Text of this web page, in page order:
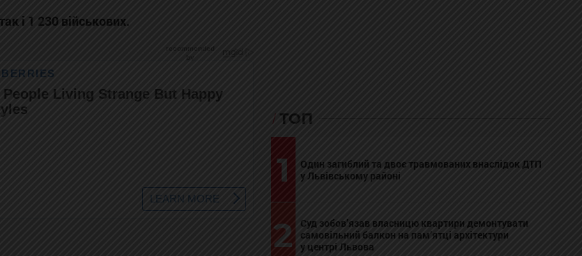
і 1 230 військових.
ТОП
1
Один загиблий та двоє травмованих внаслідок ДТП
у Львівському районі
2
Суд зобов’язав власницю квартири демонтувати
самовільний балкон на пам’ятці архітектури
у центрі Львова